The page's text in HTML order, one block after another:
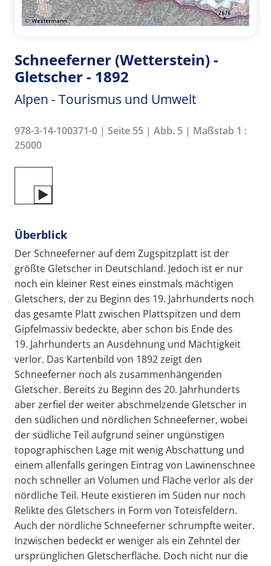
Schneeferner (Wetterstein) -
Gletscher - 1892
Alpen - Tourismus und Umwelt
978-3-14-100371-0 | Seite 55 | Abb. 5 | Maßstab 1 :
25000
Überblick
Der Schneeferner auf dem Zugspitzplatt ist der
größte Gletscher in Deutschland. Jedoch ist er nur
noch ein kleiner Rest eines einstmals mächtigen
Gletschers, der zu Beginn des 19. Jahrhunderts noch
das gesamte Platt zwischen Plattspitzen und dem
Gipfelmassiv bedeckte, aber schon bis Ende des
19. Jahrhunderts an Ausdehnung und Mächtigkeit
verlor. Das Kartenbild von 1892 zeigt den
Schneeferner noch als zusammenhängenden
Gletscher. Bereits zu Beginn des 20. Jahrhunderts
aber zerfiel der weiter abschmelzende Gletscher in
den südlichen und nördlichen Schneeferner, wobei
der südliche Teil aufgrund seiner ungünstigen
topographischen Lage mit wenig Abschattung und
einem allenfalls geringen Eintrag von Lawinenschnee
noch schneller an Volumen und Fläche verlor als der
nördliche Teil. Heute existieren im Süden nur noch
Relikte des Gletschers in Form von Toteisfeldern.
Auch der nördliche Schneeferner schrumpfte weiter.
Inzwischen bedeckt er weniger als ein Zehntel der
ursprünglichen Gletscherfläche. Doch nicht nur die